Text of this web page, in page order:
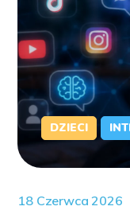
DZIECI
18 Czerwca 2026